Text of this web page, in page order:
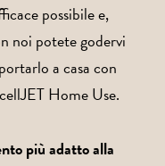
possibile e,
noi potete godervi
a casa con
Home Use.
più adatto alla